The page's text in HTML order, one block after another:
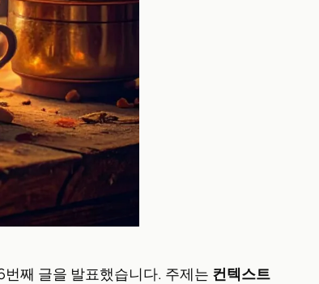
째 글을 발표했습니다. 주제는 컨텍스트